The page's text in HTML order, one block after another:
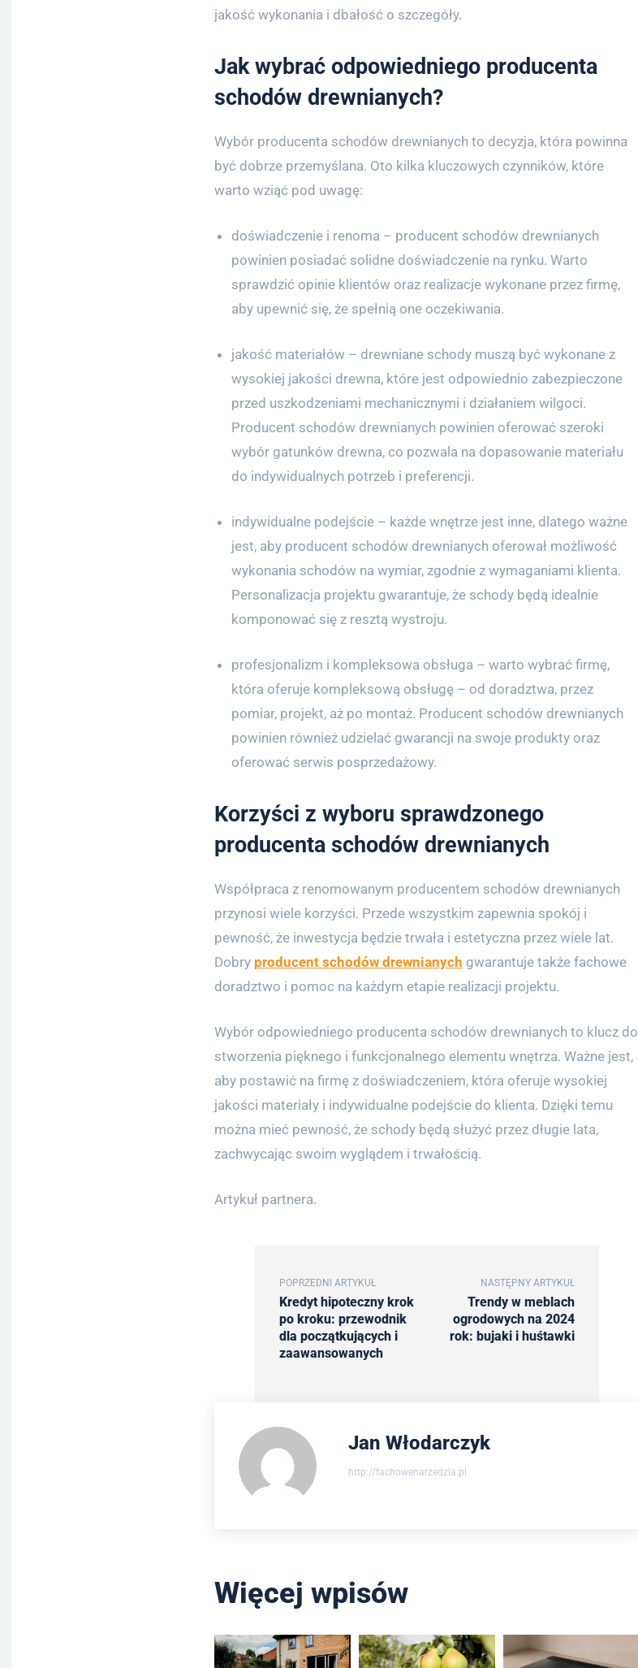
jakość wykonania i dbałość o szczegóły.
Jak wybrać odpowiedniego producenta
schodów drewnianych?
Wybór producenta schodów drewnianych to decyzja, która powinna
być dobrze przemyślana. Oto kilka kluczowych czynników, które
warto wziąć pod uwagę:
doświadczenie i renoma – producent schodów drewnianych
powinien posiadać solidne doświadczenie na rynku. Warto
sprawdzić opinie klientów oraz realizacje wykonane przez firmę,
aby upewnić się, że spełnią one oczekiwania.
jakość materiałów – drewniane schody muszą być wykonane z
wysokiej jakości drewna, które jest odpowiednio zabezpieczone
przed uszkodzeniami mechanicznymi i działaniem wilgoci.
Producent schodów drewnianych powinien oferować szeroki
wybór gatunków drewna, co pozwala na dopasowanie materiału
do indywidualnych potrzeb i preferencji.
indywidualne podejście – każde wnętrze jest inne, dlatego ważne
jest, aby producent schodów drewnianych oferował możliwość
wykonania schodów na wymiar, zgodnie z wymaganiami klienta.
Personalizacja projektu gwarantuje, że schody będą idealnie
komponować się z resztą wystroju.
profesjonalizm i kompleksowa obsługa – warto wybrać firmę,
która oferuje kompleksową obsługę – od doradztwa, przez
pomiar, projekt, aż po montaż. Producent schodów drewnianych
powinien również udzielać gwarancji na swoje produkty oraz
oferować serwis posprzedażowy.
Korzyści z wyboru sprawdzonego
producenta schodów drewnianych
Współpraca z renomowanym producentem schodów drewnianych
przynosi wiele korzyści. Przede wszystkim zapewnia spokój i
pewność, że inwestycja będzie trwała i estetyczna przez wiele lat.
Dobry producent schodów drewnianych gwarantuje także fachowe
doradztwo i pomoc na każdym etapie realizacji projektu.
Wybór odpowiedniego producenta schodów drewnianych to klucz do
stworzenia pięknego i funkcjonalnego elementu wnętrza. Ważne jest,
aby postawić na firmę z doświadczeniem, która oferuje wysokiej
jakości materiały i indywidualne podejście do klienta. Dzięki temu
można mieć pewność, że schody będą służyć przez długie lata,
zachwycając swoim wyglądem i trwałością.
Artykuł partnera.
POPRZEDNI ARTYKUŁ
Kredyt hipoteczny krok
po kroku: przewodnik
dla początkujących i
zaawansowanych
NASTĘPNY ARTYKUŁ
Trendy w meblach
ogrodowych na 2024
rok: bujaki i huśtawki
Jan Włodarczyk
http://fachowenarzedzia.pl
Więcej wpisów